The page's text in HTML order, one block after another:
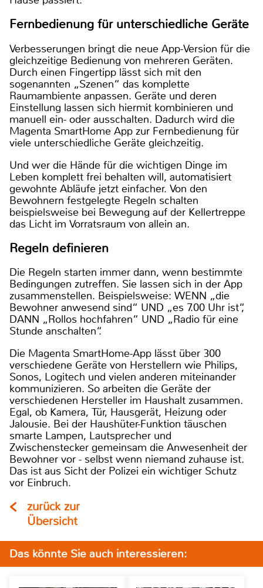
Fernbedienung für unterschiedliche Geräte
Verbesserungen bringt die neue App-Version für die
gleichzeitige Bedienung von mehreren Geräten.
Durch einen Fingertipp lässt sich mit den
sogenannten „Szenen“ das komplette
Raumambiente anpassen. Geräte und deren
Einstellung lassen sich hiermit kombinieren und
manuell ein- oder ausschalten. Dadurch wird die
Magenta SmartHome App zur Fernbedienung für
viele unterschiedliche Geräte gleichzeitig.
Und wer die Hände für die wichtigen Dinge im
Leben komplett frei behalten will, automatisiert
gewohnte Abläufe jetzt einfacher. Von den
Bewohnern festgelegte Regeln schalten
beispielsweise bei Bewegung auf der Kellertreppe
das Licht im Vorratsraum von allein an.
Regeln definieren
Die Regeln starten immer dann, wenn bestimmte
Bedingungen zutreffen. Sie lassen sich in der App
zusammenstellen. Beispielsweise: WENN „die
Bewohner anwesend sind“ UND „es 7.00 Uhr ist“,
DANN „Rollos hochfahren“ UND „Radio für eine
Stunde anschalten“.
Die Magenta SmartHome-App lässt über 300
verschiedene Geräte von Herstellern wie Philips,
Sonos, Logitech und vielen anderen miteinander
kommunizieren. So arbeiten die Geräte der
verschiedenen Hersteller im Haushalt zusammen.
Egal, ob Kamera, Tür, Hausgerät, Heizung oder
Jalousie. Bei der Haushüter-Funktion täuschen
smarte Lampen, Lautsprecher und
Zwischenstecker gemeinsam die Anwesenheit der
Bewohner vor - selbst wenn niemand zuhause ist.
Das ist aus Sicht der Polizei ein wichtiger Schutz
vor Einbruch.
zurück zur
Übersicht
Das könnte Sie auch interessieren: